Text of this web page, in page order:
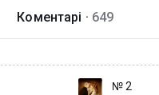
Коментарі · 649
№ 2